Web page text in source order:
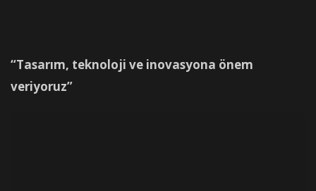
“Tasarım, teknoloji ve inovasyona önem
veriyoruz”